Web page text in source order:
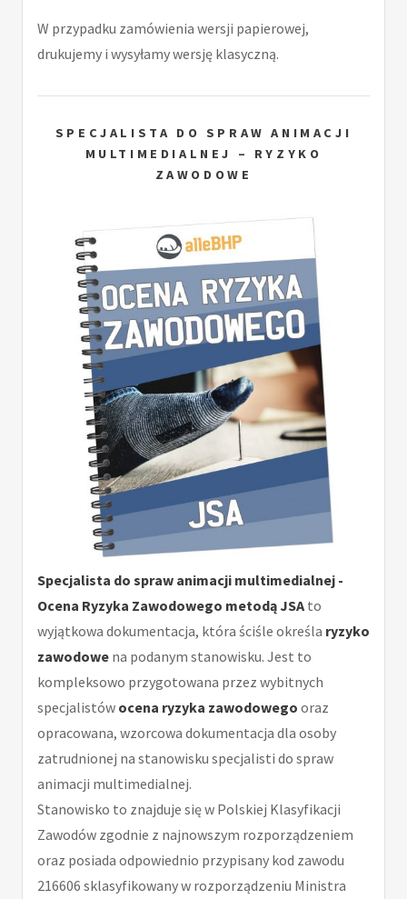
W przypadku zamówienia wersji papierowej,
drukujemy i wysyłamy wersję klasyczną.
SPECJALISTA DO SPRAW ANIMACJI
MULTIMEDIALNEJ – RYZYKO
ZAWODOWE
Specjalista do spraw animacji multimedialnej -
Ocena Ryzyka Zawodowego metodą JSA to
wyjątkowa dokumentacja, która ściśle określa ryzyko
zawodowe na podanym stanowisku. Jest to
kompleksowo przygotowana przez wybitnych
specjalistów ocena ryzyka zawodowego oraz
opracowana, wzorcowa dokumentacja dla osoby
zatrudnionej na stanowisku specjalisti do spraw
animacji multimedialnej.
Stanowisko to znajduje się w Polskiej Klasyfikacji
Zawodów zgodnie z najnowszym rozporządzeniem
oraz posiada odpowiednio przypisany kod zawodu
216606 sklasyfikowany w rozporządzeniu Ministra